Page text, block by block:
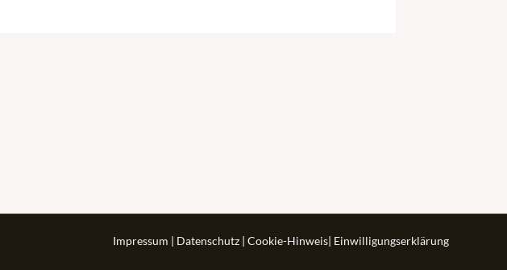
Impressum | Datenschutz | Cookie-Hinweis| Einwilligungserklärung